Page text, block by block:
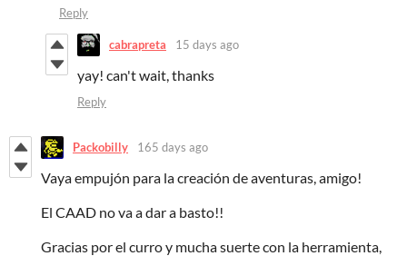
Reply
cabrapreta 15 days ago
yay! can't wait, thanks
Reply
Packobilly 165 days ago
Vaya empujón para la creación de aventuras, amigo!
El CAAD no va a dar a basto!!
Gracias por el curro y mucha suerte con la herramienta,